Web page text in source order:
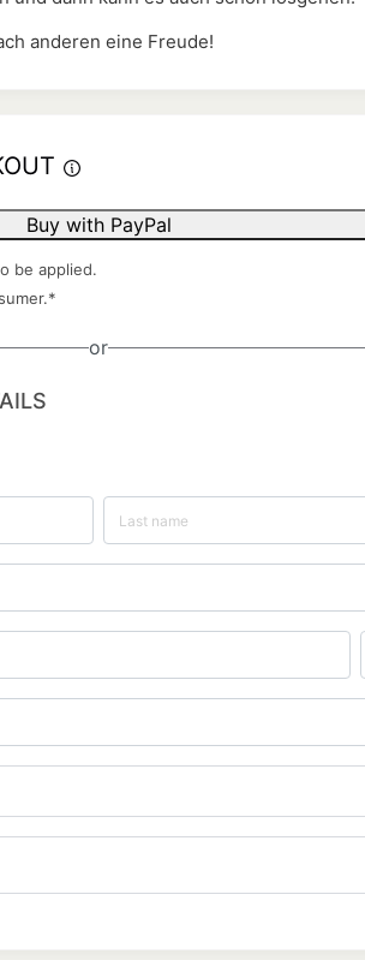
anderen eine Freude!
Buy with PayPal
be applied.
*
or